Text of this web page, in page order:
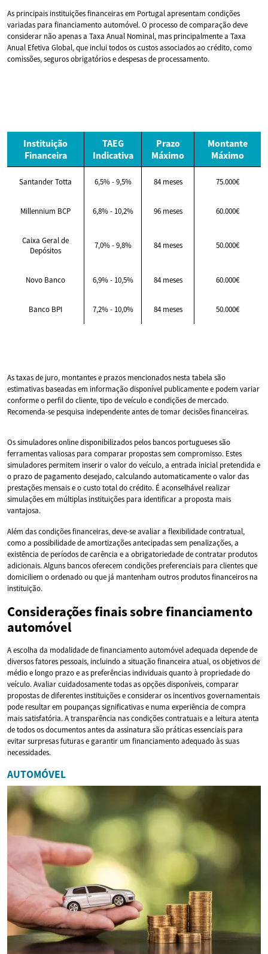
As principais instituições financeiras em Portugal apresentam condições
variadas para financiamento automóvel. O processo de comparação deve
considerar não apenas a Taxa Anual Nominal, mas principalmente a Taxa
Anual Efetiva Global, que inclui todos os custos associados ao crédito, como
comissões, seguros obrigatórios e despesas de processamento.
Instituição
Financeira
TAEG
Indicativa
Prazo
Máximo
Montante
Máximo
Santander Totta 6,5% - 9,5% 84 meses 75.000€
Millennium BCP 6,8% - 10,2% 96 meses 60.000€
Caixa Geral de
Depósitos
7,0% - 9,8% 84 meses 50.000€
Novo Banco 6,9% - 10,5% 84 meses 60.000€
Banco BPI 7,2% - 10,0% 84 meses 50.000€
As taxas de juro, montantes e prazos mencionados nesta tabela são
estimativas baseadas em informação disponível publicamente e podem variar
conforme o perfil do cliente, tipo de veículo e condições de mercado.
Recomenda-se pesquisa independente antes de tomar decisões financeiras.
Os simuladores online disponibilizados pelos bancos portugueses são
ferramentas valiosas para comparar propostas sem compromisso. Estes
simuladores permitem inserir o valor do veículo, a entrada inicial pretendida e
o prazo de pagamento desejado, calculando automaticamente o valor das
prestações mensais e o custo total do crédito. É aconselhável realizar
simulações em múltiplas instituições para identificar a proposta mais
vantajosa.
Além das condições financeiras, deve-se avaliar a flexibilidade contratual,
como a possibilidade de amortizações antecipadas sem penalizações, a
existência de períodos de carência e a obrigatoriedade de contratar produtos
adicionais. Alguns bancos oferecem condições preferenciais para clientes que
domiciliem o ordenado ou que já mantenham outros produtos financeiros na
instituição.
Considerações finais sobre financiamento
automóvel
A escolha da modalidade de financiamento automóvel adequada depende de
diversos fatores pessoais, incluindo a situação financeira atual, os objetivos de
médio e longo prazo e as preferências individuais quanto à propriedade do
veículo. Avaliar cuidadosamente todas as opções disponíveis, comparar
propostas de diferentes instituições e considerar os incentivos governamentais
pode resultar em poupanças significativas e numa experiência de compra
mais satisfatória. A transparência nas condições contratuais e a leitura atenta
de todos os documentos antes da assinatura são práticas essenciais para
evitar surpresas futuras e garantir um financiamento adequado às suas
necessidades.
AUTOMÓVEL